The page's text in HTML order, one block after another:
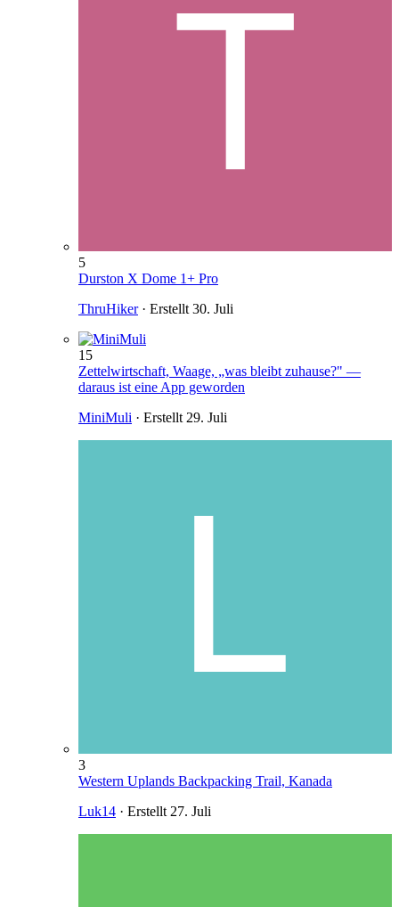
5
Durston X Dome 1+ Pro
ThruHiker· Erstellt 30. Juli
15
Zettelwirtschaft, Waage, „was bleibt zuhause?" —
daraus ist eine App geworden
MiniMuli · Erstellt 29. Juli
3
Western Uplands Backpacking Trail, Kanada
Luk14 · Erstellt 27. Juli